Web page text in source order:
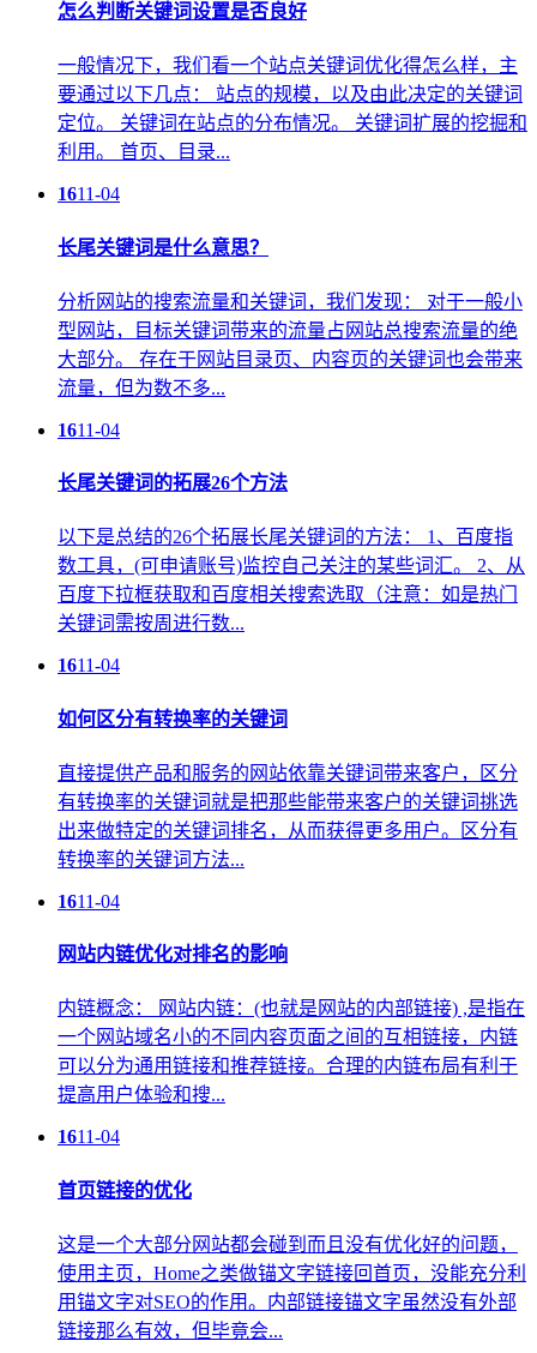
怎么判断关键词设置是否良好
一般情况下，我们看一个站点关键词优化得怎么样，主
要通过以下几点： 站点的规模，以及由此决定的关键词
定位。 关键词在站点的分布情况。 关键词扩展的挖掘和
利用。 首页、目录...
1611-04
长尾关键词是什么意思？
分析网站的搜索流量和关键词，我们发现： 对于一般小
型网站，目标关键词带来的流量占网站总搜索流量的绝
大部分。 存在于网站目录页、内容页的关键词也会带来
流量，但为数不多...
1611-04
长尾关键词的拓展26个方法
以下是总结的26个拓展长尾关键词的方法： 1、百度指
数工具，(可申请账号)监控自己关注的某些词汇。 2、从
百度下拉框获取和百度相关搜索选取（注意：如是热门
关键词需按周进行数...
1611-04
如何区分有转换率的关键词
直接提供产品和服务的网站依靠关键词带来客户，区分
有转换率的关键词就是把那些能带来客户的关键词挑选
出来做特定的关键词排名，从而获得更多用户。区分有
转换率的关键词方法...
1611-04
网站内链优化对排名的影响
内链概念： 网站内链：(也就是网站的内部链接) ,是指在
一个网站域名小的不同内容页面之间的互相链接，内链
可以分为通用链接和推荐链接。合理的内链布局有利于
提高用户体验和搜...
1611-04
首页链接的优化
这是一个大部分网站都会碰到而且没有优化好的问题，
使用主页，Home之类做锚文字链接回首页，没能充分利
用锚文字对SEO的作用。内部链接锚文字虽然没有外部
链接那么有效，但毕竟会...